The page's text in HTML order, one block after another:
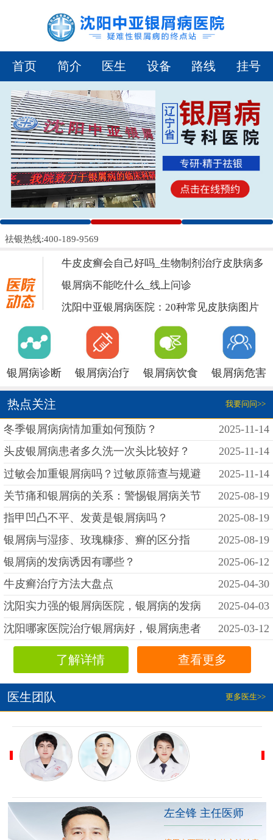
首页 简介 医生 设备 路线 挂号
1 2 3
祛银热线:400-189-9569
牛皮皮癣会自己好吗_生物制剂治疗皮肤病多
银屑病不能吃什么_线上问诊
沈阳中亚银屑病医院：20种常见皮肤病图片
银屑病诊断 银屑病治疗 银屑病饮食 银屑病危害
热点关注 我要问问>>
冬季银屑病病情加重如何预防？
2025-11-14
头皮银屑病患者多久洗一次头比较好？
2025-11-14
过敏会加重银屑病吗？过敏原筛查与规避
2025-11-14
关节痛和银屑病的关系：警惕银屑病关节
2025-08-19
指甲凹凸不平、发黄是银屑病吗？
2025-08-19
银屑病与湿疹、玫瑰糠疹、癣的区分指
2025-08-19
银屑病的发病诱因有哪些？
2025-06-12
牛皮癣治疗方法大盘点
2025-04-30
沈阳实力强的银屑病医院，银屑病的发病
2025-04-03
沈阳哪家医院治疗银屑病好，银屑病患者
2025-03-12
了解详情 查看更多
医生团队 更多医生>>
左全锋 主任医师